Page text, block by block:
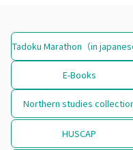
Tadoku Marathon（in
E-Books
Northern studies
HUSCAP